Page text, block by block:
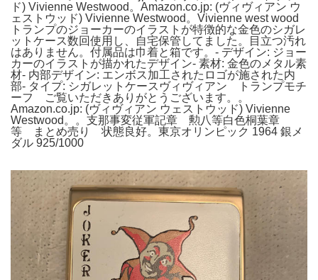
ド) Vivienne Westwood。Amazon.co.jp: (ヴィヴィアン ウ
ェストウッド) Vivienne Westwood。Vivienne west wood
トランプのジョーカーのイラストが特徴的な金色のシガレ
ットケース数回使用し、自宅保管してました。目立つ汚れ
はありません。付属品は巾着と箱です。- デザイン: ジョー
カーのイラストが描かれたデザイン- 素材: 金色のメタル素
材- 内部デザイン: エンボス加工されたロゴが施された内
部- タイプ: シガレットケースヴィヴィアン トランプモチ
ーフ ご覧いただきありがとうございます。。
Amazon.co.jp: (ヴィヴィアン ウェストウッド) Vivienne
Westwood。。支那事変従軍記章 勲八等白色桐葉章
等 まとめ売り 状態良好。東京オリンピック 1964 銀メ
ダル 925/1000